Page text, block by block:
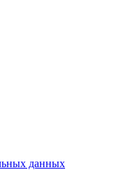
данных